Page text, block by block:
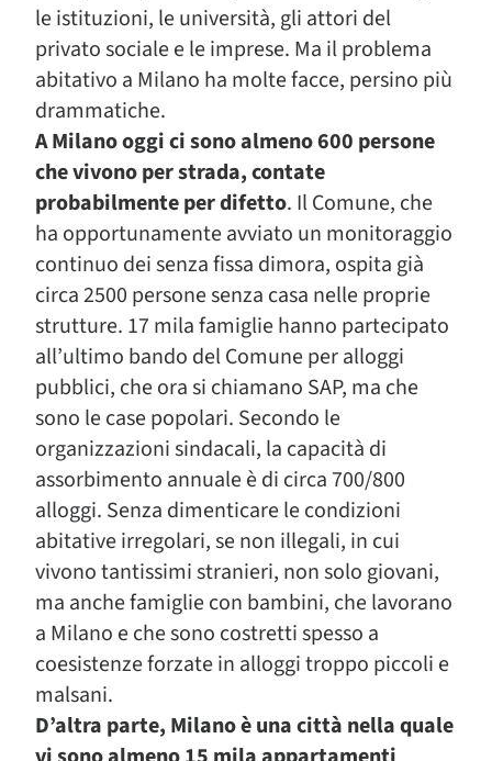
le istituzioni, le università, gli attori del
privato sociale e le imprese. Ma il problema
abitativo a Milano ha molte facce, persino più
drammatiche.
A Milano oggi ci sono almeno 600 persone
che vivono per strada, contate
probabilmente per difetto. Il Comune, che
ha opportunamente avviato un monitoraggio
continuo dei senza fissa dimora, ospita già
circa 2500 persone senza casa nelle proprie
strutture. 17 mila famiglie hanno partecipato
all’ultimo bando del Comune per alloggi
pubblici, che ora si chiamano SAP, ma che
sono le case popolari. Secondo le
organizzazioni sindacali, la capacità di
assorbimento annuale è di circa 700/800
alloggi. Senza dimenticare le condizioni
abitative irregolari, se non illegali, in cui
vivono tantissimi stranieri, non solo giovani,
ma anche famiglie con bambini, che lavorano
a Milano e che sono costretti spesso a
coesistenze forzate in alloggi troppo piccoli e
malsani.
D’altra parte, Milano è una città nella quale